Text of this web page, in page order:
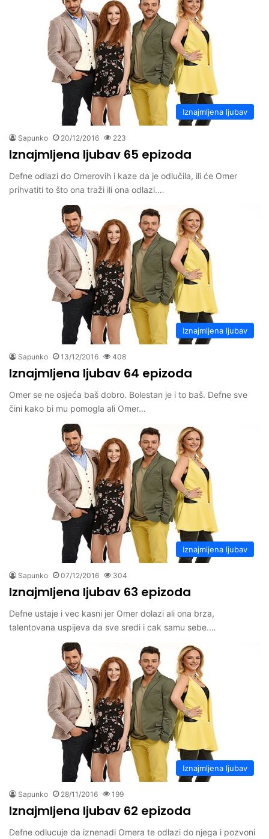
Iznajmljena ljubav
Sapunko 20/12/2016 223
Iznajmljena ljubav 65 epizoda
Defne odlazi do Omerovih i kaze da je odlučila, ili će Omer
prihvatiti to što ona traži ili ona odlazi.…
Iznajmljena ljubav
Sapunko 13/12/2016 408
Iznajmljena ljubav 64 epizoda
Omer se ne osjeća baš dobro. Bolestan je i to baš. Defne sve
čini kako bi mu pomogla ali Omer…
Iznajmljena ljubav
Sapunko 07/12/2016 304
Iznajmljena ljubav 63 epizoda
Defne ustaje i vec kasni jer Omer dolazi ali ona brza,
talentovana uspijeva da sve sredi i cak samu sebe.…
Iznajmljena ljubav
Sapunko 28/11/2016 199
Iznajmljena ljubav 62 epizoda
Defne odlucuje da iznenadi Omera te odlazi do njega i pozvoni